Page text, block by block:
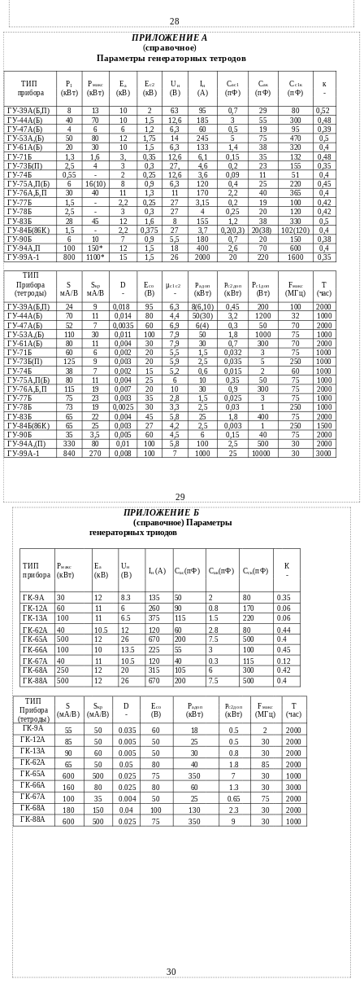
28
ПРИЛОЖЕНИЕ А
(справочное)
Параметры генераторных тетродов
ТИП Р1 Рмакс Еа Ес2 U н Iн Сас1 Сак Сс1к к
прибора (кВт) (кВт) (кВ) (кВ) (В) (А) (пФ) (пФ) (пФ) -
ГУ-39А(Б,П) 8 13 10 2 63 95 0,7 29 80
0,52
ГУ-44А(Б)
40 70 10 1,5 12,6 185 3 55 300
0,48
ГУ-47А(Б)
4 6 6 1,2 6,3 60 0,5 19 95
0,39
ГУ-53А,(Б)
50 80 12 1,75 14 245 5 75 470
0,5
ГУ-61А(Б)
20 30 10 1,5 6,3 133 1,4 38 320
0,4
ГУ-71Б
1,3 1,6 3, 0,35 12,6 6,1 0,15 35 132 0,48
ГУ-73Б(П) 2,5 4 3 0,3 27, 4,6 0,2 23 155
0,35
ГУ-74Б
0,55 - 2 0,25 12,6 3,6 0,09 11 51
0,4
ГУ-75А,П(Б)
6 16(10) 8 0,9 6,3 120 0,4 25 220
0,45
ГУ-76А,Б,П
30 40 11 1,3 11 170 2,2 40 365
0,4
ГУ-77Б
1,5 - 2,2 0,25 27 3,15 0,2 19 100 0,42
ГУ-78Б 2,5 - 3 0,3 27 4 0,25 20 120
0,42
ГУ-83Б
28 45 12 1,6 8 155 1,2 38 330
0,5
ГУ-84Б(86К)
1,5 - 2,2 0,375 27 3,7 0,2(0,3) 20(38) 102(120)
0,4
ГУ-90Б
6 10 7 0,9 5,5 180 0,7 20 150 0,38
ГУ-94А,П 100 150* 12 1,5 18 400 2,6 70 600
0,4
ГУ-99А-1
800 1100* 15 1,5 26 2000 20 220 1600 0,35
ТИП
Прибора S Sкр D Eco μc1c2 Paдоп Рс2доп Рс1доп Fмакс Т
(тетроды) мА/В мА/В - (B) - (кВт) (кВт) (Вт) (МГц)
(час)
ГУ-39А(Б,П)
24 9 0,018 95 6,3 8(6,10) 0,45 200 100 2000
ГУ-44А(Б) 70 11 0,014 80 4,4 50(30) 3,2 1200 32
1000
ГУ-47А(Б)
52 7 0,0035 60 6,9 6(4) 0,3 50 70
2000
ГУ-53А,(Б)
110 30 0,011 100 7,9 50 1,8 1000 75
1000
ГУ-61А(Б)
80 11 0,004 30 7,9 30 0,7 300 70 2000
ГУ-71Б 60 6 0,002 20 5,5 1,5 0,032 3 75
1000
ГУ-73Б(П)
125 9 0,003 20 5,9 2,5 0,035 5 250
1000
ГУ-74Б
38 7 0,002 15 5,2 0,6 0,015 2 60
1000
ГУ-75А,П(Б)
80 11 0,004 25 6 10 0,35 50 75
1000
ГУ-76А,Б,П
115 19 0,007 20 10 30 0,9 300 75
2000
ГУ-77Б
75 23 0,003 35 2,8 1,5 0,025 3 75
1000
ГУ-78Б
73 19 0,0025 30 3,3 2,5 0,03 1 250 1000
ГУ-83Б 65 22 0,004 45 5,8 25 1,8 400 75
2000
ГУ-84Б(86К)
65 25 0,003 27 4,2 2,5 0,003 1 250
1500
ГУ-90Б
35 3,5 0,005 60 4,5 6 0,15 40 75
2000
ГУ-94А,(П)
330 80 0,01 100 5,8 100 2,5 500 30
2000
ГУ-99А-1
840 270 0,008 100 7 1000 25 10000 30 3000
29
ПРИЛОЖЕНИЕ Б
(справочное) Параметры
генераторных триодов
ТИП Рмакс Еа Uн Iн(А) Сас(пФ) Сак(пФ) Сск(пФ)
К
прибора (кВт) (кВ) (В) -
ГК-9А 30 12 8.3 135 50 2 80 0.35
ГК-12А 60 11 6 260 90 0.8 170 0.06
ГК-13А 100 11 6.5 375 115 1.5 220 0.06
ГК-62А 40 10.5 12 120 60 2.8 80
0.44
ГК-65А
500 12 26 670 200 7.5 500
0.4
ГК-66А
100 10 13.5 225 55 3 100 0.45
ГК-67А 40 11 10.5 120 40 0.3 115 0.12
ГК-68А 250 12 20 315 105 6 300
0.42
ГК-88А
500 12 26 670 200 7.5 500 0.4
ТИП
S Sкр D Eco Paдоп Рс2доп Fмакс Т
Прибора
(мА/В) (мА/В) - (B) (кВт) (кВт) (МГц) (час)
(тетроды)
ГК-9А
55 50 0.035 60 18 0.5 2
2000
ГК-12А
85 50 0.005 50 25 0.5 30
2000
ГК-13А
90 60 0.005 50 30 0.8 30
2000
ГК-62А
65 50 0.05 80 40 1.8 85
2000
ГК-65А
600 500 0.025 75 350 7 30 1000
ГК-66А 160 80 0.025 80 60 1.3 30 3000
ГК-67А 100 35 0.004 50 25 0.65 75
2000
ГК-68А
180 150 0.04 100 130 2.3 30
2000
ГК-88А
600 500 0.025 75 350 9 30 1000
30